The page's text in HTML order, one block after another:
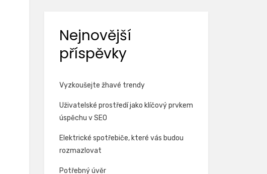
Nejnovější
příspěvky
Vyzkoušejte žhavé trendy
Uživatelské prostředí jako klíčový prvkem
úspěchu v SEO
Elektrické spotřebiče, které vás budou
rozmazlovat
Potřebný úvěr